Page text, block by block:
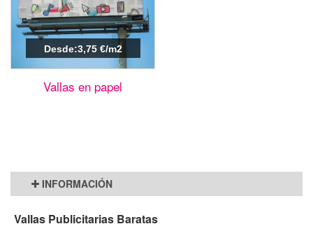
Desde:3,75 €/m2
Vallas en papel
INFORMACIÓN
Vallas Publicitarias Baratas